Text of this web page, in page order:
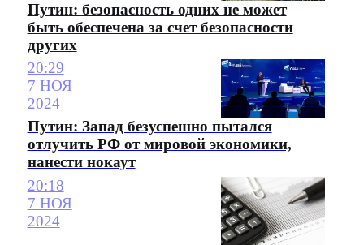
Путин: безопасность одних не может
быть обеспечена за счет безопасности
других
20:29
7 НОЯ
2024
Путин: Запад безуспешно пытался
отлучить РФ от мировой экономики,
нанести нокаут
20:18
7 НОЯ
2024